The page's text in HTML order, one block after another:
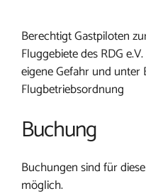
Berechtigt Gastpiloten
Fluggebiete des RDG
eigene Gefahr und unter
Flugbetriebsordnung
Buchung
Buchungen sind für
möglich.